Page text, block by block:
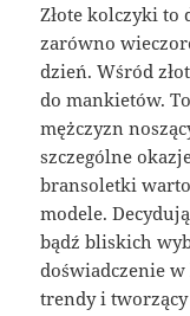
Złote kolczyki to
zarówno
dzień. Wśród
do mankietów.
mężczyzn
szczególne
bransoletki
modele.
bądź bliskich
doświadczenie
trendy i tworzący